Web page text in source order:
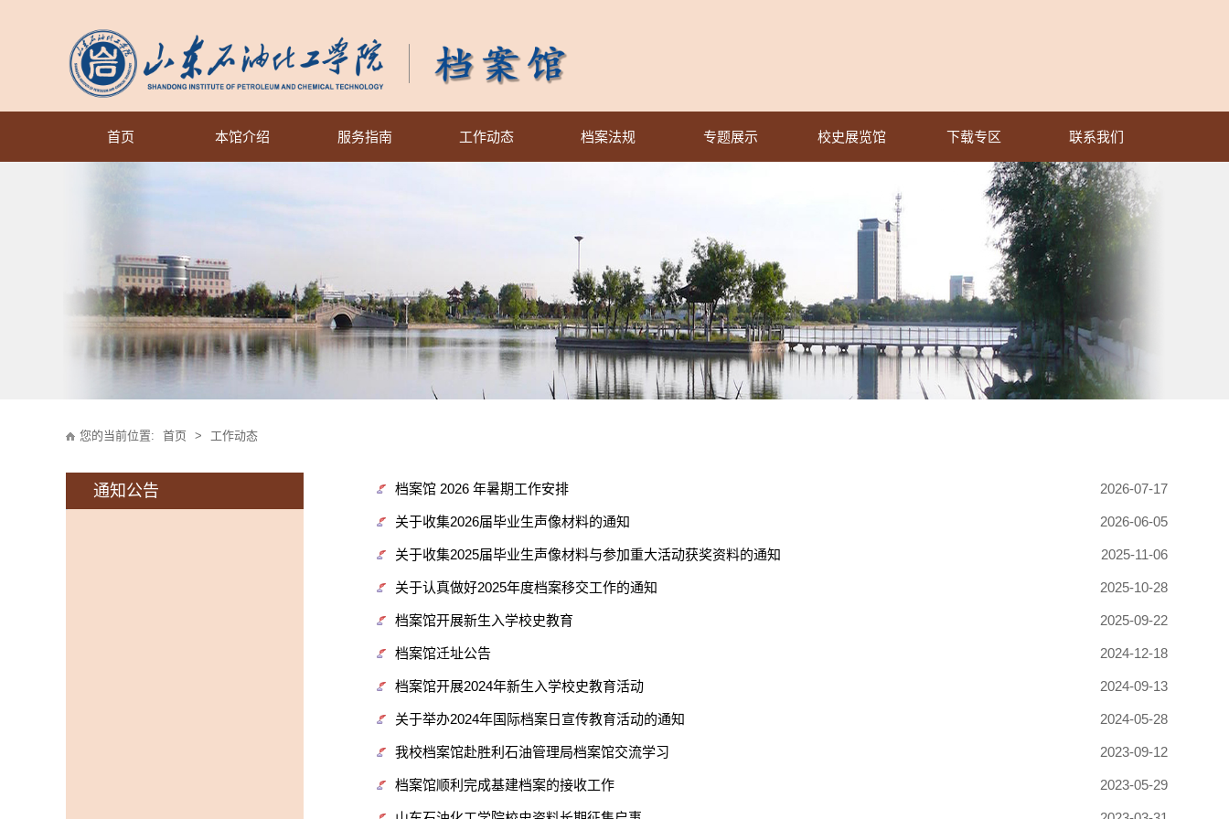
首页 本馆介绍 服务指南 工作动态 档案法规 专题展示 校史展览馆 下载专区 联系我们
您的当前位置: 首页 > 工作动态
通知公告 档案馆 2026 年暑期工作安排 2026-07-17
关于收集2026届毕业生声像材料的通知 2026-06-05
关于收集2025届毕业生声像材料与参加重大活动获奖资料的通知 2025-11-06
关于认真做好2025年度档案移交工作的通知 2025-10-28
档案馆开展新生入学校史教育 2025-09-22
档案馆迁址公告 2024-12-18
档案馆开展2024年新生入学校史教育活动 2024-09-13
关于举办2024年国际档案日宣传教育活动的通知 2024-05-28
我校档案馆赴胜利石油管理局档案馆交流学习 2023-09-12
档案馆顺利完成基建档案的接收工作 2023-05-29